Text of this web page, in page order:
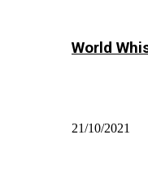
World
21/10/2021